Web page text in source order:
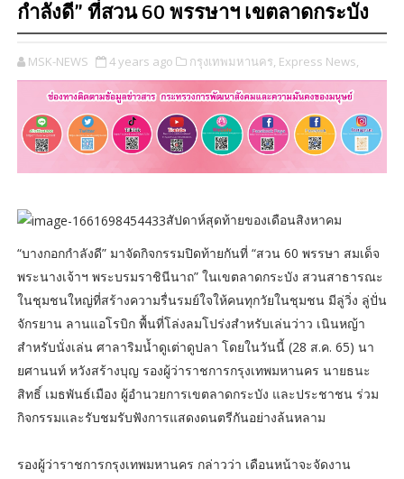
กำลังดี” ที่สวน 60 พรรษาฯ เขตลาดกระบัง
MSK-NEWS 4 years ago กรุงเทพมหานคร, Express News,
สัปดาห์สุดท้ายของเดือนสิงหาคม
“บางกอกกำลังดี” มาจัดกิจกรรมปิดท้ายกันที่ “สวน 60 พรรษา สมเด็จ
พระนางเจ้าฯ พระบรมราชินีนาถ” ในเขตลาดกระบัง สวนสาธารณะ
ในชุมชนใหญ่ที่สร้างความรื่นรมย์ใจให้คนทุกวัยในชุมชน มีลู่วิ่ง ลู่ปั่น
จักรยาน ลานแอโรบิก พื้นที่โล่งลมโปร่งสำหรับเล่นว่าว เนินหญ้า
สำหรับนั่งเล่น ศาลาริมน้ำดูเต่าดูปลา โดยในวันนี้ (28 ส.ค. 65) นา
ยศานนท์ หวังสร้างบุญ รองผู้ว่าราชการกรุงเทพมหานคร นายธนะ
สิทธิ์ เมธพันธ์เมือง ผู้อำนวยการเขตลาดกระบัง และประชาชน ร่วม
กิจกรรมและรับชมรับฟังการแสดงดนตรีกันอย่างล้นหลาม
รองผู้ว่าราชการกรุงเทพมหานคร กล่าวว่า เดือนหน้าจะจัดงาน